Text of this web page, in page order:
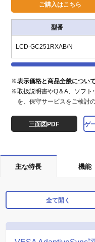
型番
LCD-GC251RXAB/N
※表示価格と商品全般について
※取扱説明書やQ＆A、ソフト
を、保守サービスをご検討
三面図PDF ゲ
主な特長 機能
全て開く